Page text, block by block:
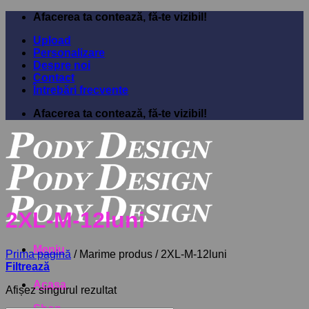
Sari
conținut
Afacerea ta contează, fă-te vizibil!
Upload
Personalizare
Despre noi
Contact
Întrebări frecvente
Afacerea ta contează, fă-te vizibil!
Meniu
Acasa
2XL-M-12luni
Prima pagină /Marime produs /2XL-M-12luni
Filtrează
Afișez singurul rezultat